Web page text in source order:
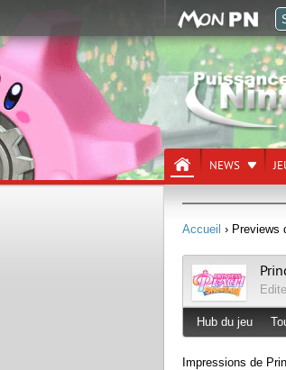
NEWS
Accueil › Previews
Hub du jeu
Impressions de